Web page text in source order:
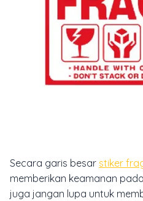
Secara garis besar stiker
memberikan keamanan
juga jangan lupa untuk